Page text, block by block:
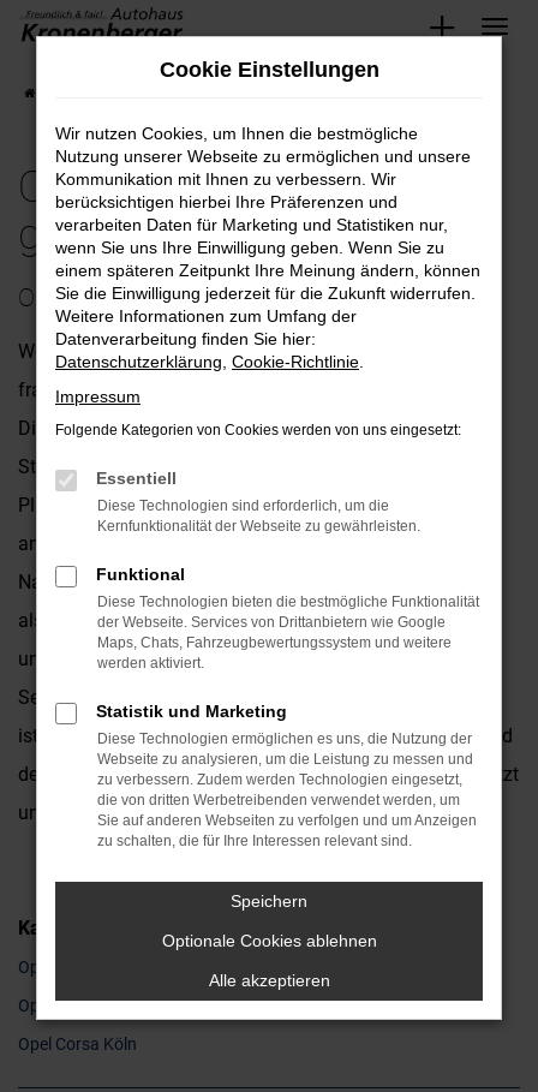
Zum
Opel Corsa bequem und
günstig kaufen nach Köln
Opel Corsa – unsere Empfehlung für Köln
Wenn Sie uns nach einem passenden Fahrzeug für Köln
fragen, empfehlen wir Ihnen ohne Zögern den Opel Corsa.
Dieses Fahrzeug eignet sich sowohl für die Nutzung im
Stadtverkehr als auch für Landstraße und Autobahn. Die
Pluspunkte sind die erstklassige Ausstattung, das
ansprechende Design sowie der hervorragende Preis.
Natürlich bieten wir Ihnen sowohl Opel Corsa Neuwagen
als auch gebrauchte Fahrzeuge für Ihre Mobilität in Köln
und stehen Ihnen zudem als Beraterinnen und Berater zur
Seite. Das Autohaus Kronenberger existiert seit 1931 und
ist seit diesen Jahren als Familienbetrieb fest mit Köln und
der Umgebung verbunden. Man kennt uns und man schätzt
uns in der Region.
Kategorie
Opel Corsa Gebrauchtwagen Köln
Opel Corsa Jahreswagen Köln
Opel Corsa Köln
Cookie Einstellungen
Wir nutzen Cookies, um Ihnen die bestmögliche
Nutzung unserer Webseite zu ermöglichen und unsere
Kommunikation mit Ihnen zu verbessern. Wir
berücksichtigen hierbei Ihre Präferenzen und
verarbeiten Daten für Marketing und Statistiken nur,
wenn Sie uns Ihre Einwilligung geben. Wenn Sie zu
einem späteren Zeitpunkt Ihre Meinung ändern, können
Sie die Einwilligung jederzeit für die Zukunft widerrufen.
Weitere Informationen zum Umfang der
Datenverarbeitung finden Sie hier:
Datenschutzerklärung Cookie-Richtlinie
Impressum
Folgende Kategorien von Cookies werden von uns eingesetzt:
Essentiell
Diese Technologien sind erforderlich, um die
Kernfunktionalität der Webseite zu gewährleisten.
Funktional
Diese Technologien bieten die bestmögliche Funktionalität
der Webseite. Services von Drittanbietern wie Google
Maps, Chats, Fahrzeugbewertungssystem und weitere
werden aktiviert.
Statistik und Marketing
Diese Technologien ermöglichen es uns, die Nutzung der
Webseite zu analysieren, um die Leistung zu messen und
zu verbessern. Zudem werden Technologien eingesetzt,
die von dritten Werbetreibenden verwendet werden, um
Sie auf anderen Webseiten zu verfolgen und um Anzeigen
zu schalten, die für Ihre Interessen relevant sind.
Speichern
Optionale Cookies ablehnen
Alle akzeptieren